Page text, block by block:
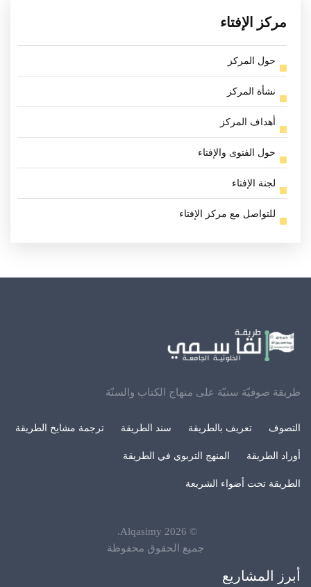
مركز الإفتاء
حول المركز
نشأة المركز
أهداف المركز
حول الفتوى والإفتاء
لجنة الإفتاء
للتواصل مع مركز الإفتاء
طريقة صوفيّة سنيّة على منهاج الكتاب والسنّة
التصوف تعريف بالطريقة سند الطريقة ترجمة مشايخ الطريقة
أوراد الطريقة المنهج التربوي في الطريقة
الطريقة تحت أضواء الشريعة
©
2026
Alqasimy
.
جميع الحقوق محفوظة
أبرز المشاريع